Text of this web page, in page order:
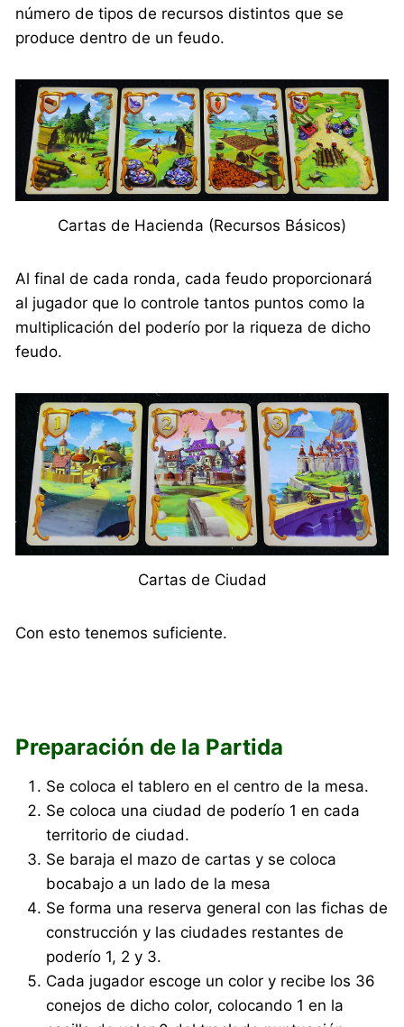
número de tipos de recursos distintos que se
produce dentro de un feudo.
Cartas de Hacienda (Recursos Básicos)
Al final de cada ronda, cada feudo proporcionará
al jugador que lo controle tantos puntos como la
multiplicación del poderío por la riqueza de dicho
feudo.
Cartas de Ciudad
Con esto tenemos suficiente.
Preparación de la Partida
Se coloca el tablero en el centro de la mesa.
Se coloca una ciudad de poderío 1 en cada
territorio de ciudad.
Se baraja el mazo de cartas y se coloca
bocabajo a un lado de la mesa
Se forma una reserva general con las fichas de
construcción y las ciudades restantes de
poderío 1, 2 y 3.
Cada jugador escoge un color y recibe los 36
conejos de dicho color, colocando 1 en la